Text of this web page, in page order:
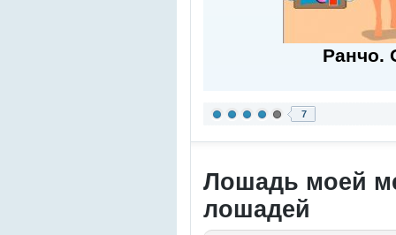
Ранчо.
7
Лошадь моей
лошадей